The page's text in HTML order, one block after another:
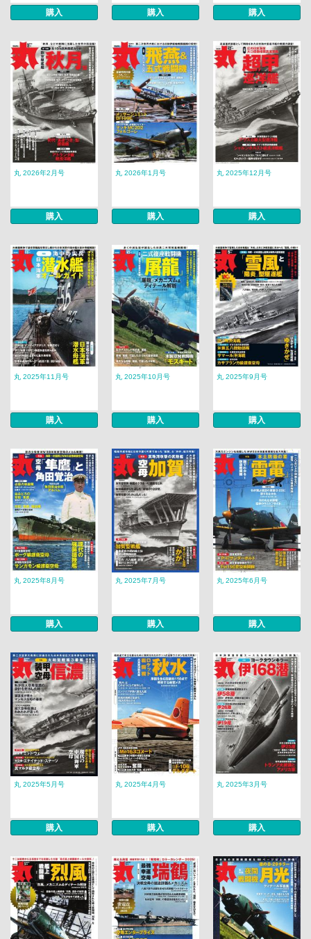
購入 購入 購入
丸 2026年2月号
購入
丸 2026年1月号
購入
丸 2025年12月号
購入
丸 2025年11月号
購入
丸 2025年10月号
購入
丸 2025年9月号
購入
丸 2025年8月号
購入
丸 2025年7月号
購入
丸 2025年6月号
購入
丸 2025年5月号
購入
丸 2025年4月号
購入
丸 2025年3月号
購入